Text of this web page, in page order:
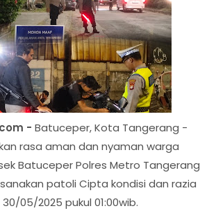
- Batuceper, Kota Tangerang -
rasa aman dan nyaman warga
Batuceper Polres Metro Tangerang
patoli Cipta kondisi dan razia
05/2025 pukul 01:00wib.